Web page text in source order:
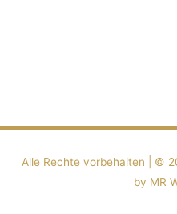
Alle Rechte vorbehalten | ©️
by MR